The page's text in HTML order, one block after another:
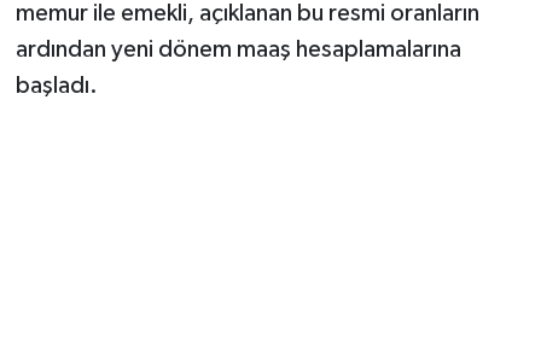
memur ile emekli, açıklanan bu resmi oranların
ardından yeni dönem maaş hesaplamalarına
başladı.